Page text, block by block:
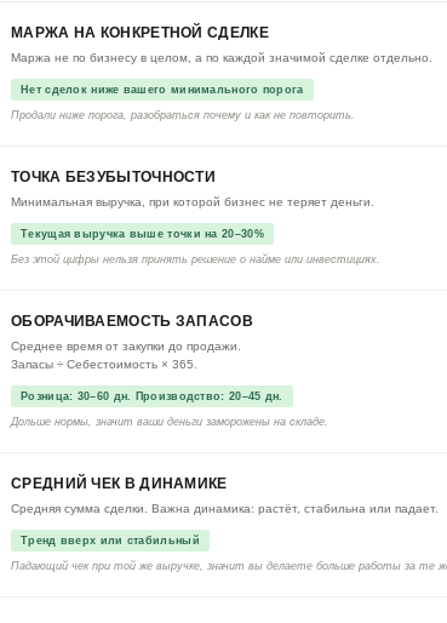
МАРЖА НА КОНКРЕТНОЙ СДЕЛКЕ
Маржа не по бизнесу в целом, а по каждой значимой сделке отдельно.
Нет сделок ниже вашего минимального порога
Продали ниже порога, разобраться почему и как не повторить.
ТОЧКА БЕЗУБЫТОЧНОСТИ
Минимальная выручка, при которой бизнес не теряет деньги.
Текущая выручка выше точки на 20–30%
Без этой цифры нельзя принять решение о найме или инвестициях.
ОБОРАЧИВАЕМОСТЬ ЗАПАСОВ
Среднее время от закупки до продажи.
Запасы ÷ Себестоимость × 365.
Розница: 30–60 дн. Производство: 20–45 дн.
Дольше нормы, значит ваши деньги заморожены на складе.
СРЕДНИЙ ЧЕК В ДИНАМИКЕ
Средняя сумма сделки. Важна динамика: растёт, стабильна или падает.
Тренд вверх или стабильный
Падающий чек при той же выручке, значит вы делаете больше работы за те